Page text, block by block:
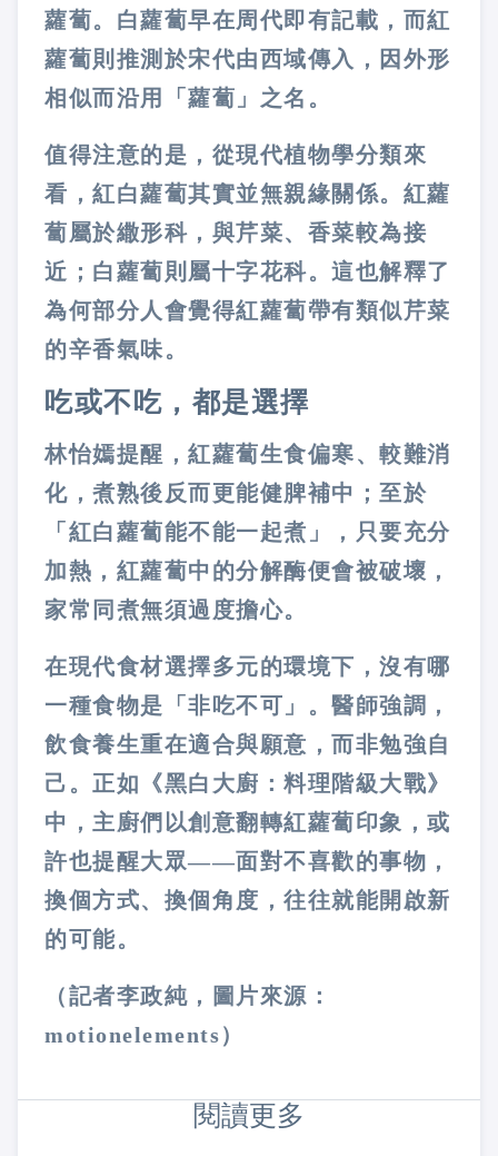
蘿蔔。白蘿蔔早在周代即有記載，而紅
蘿蔔則推測於宋代由西域傳入，因外形
相似而沿用「蘿蔔」之名。
值得注意的是，從現代植物學分類來
看，紅白蘿蔔其實並無親緣關係。紅蘿
蔔屬於繖形科，與芹菜、香菜較為接
近；白蘿蔔則屬十字花科。這也解釋了
為何部分人會覺得紅蘿蔔帶有類似芹菜
的辛香氣味。
吃或不吃，都是選擇
林怡嫣提醒，紅蘿蔔生食偏寒、較難消
化，煮熟後反而更能健脾補中；至於
「紅白蘿蔔能不能一起煮」，只要充分
加熱，紅蘿蔔中的分解酶便會被破壞，
家常同煮無須過度擔心。
在現代食材選擇多元的環境下，沒有哪
一種食物是「非吃不可」。醫師強調，
飲食養生重在適合與願意，而非勉強自
己。正如《黑白大廚：料理階級大戰》
中，主廚們以創意翻轉紅蘿蔔印象，或
許也提醒大眾——面對不喜歡的事物，
換個方式、換個角度，往往就能開啟新
的可能。
（記者李政純，圖片來源：
motionelements）
閱讀更多